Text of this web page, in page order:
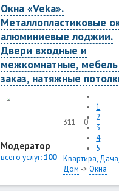
Окна «Veka».
Металлопластиковые
алюминиевые лоджии.
Двери входные и
межкомнатные,
заказ, натяжные
Модератор
всего услуг:100
311 0
1
2
3
4
5
Квартира, Дача,
Дом ->Окна